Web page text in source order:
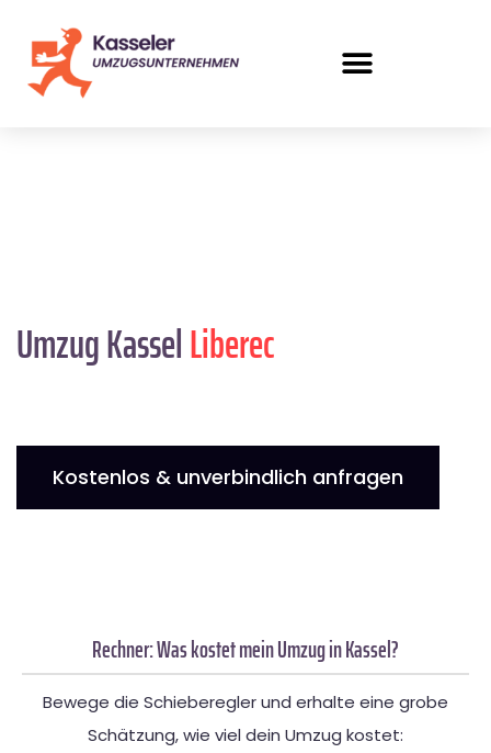
Umzug KasselLiberec
Kostenlos & unverbindlich anfragen
Rechner: Was kostet mein Umzug in Kassel?
Bewege die Schieberegler und erhalte eine grobe
Schätzung, wie viel dein Umzug kostet: